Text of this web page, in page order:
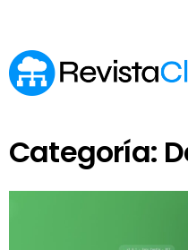
Categoría: